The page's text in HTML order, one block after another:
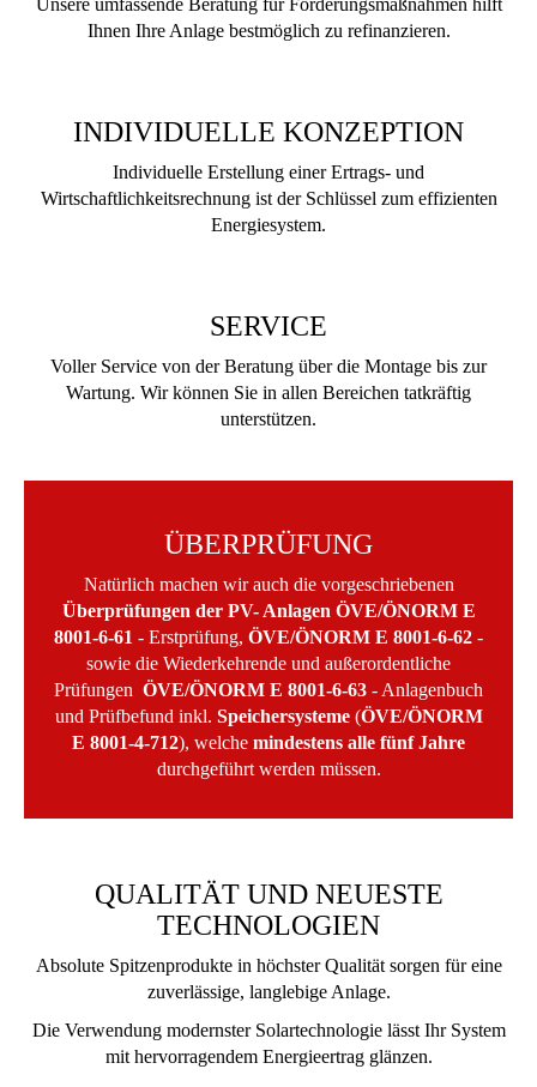
Unsere umfassende Beratung für Förderungsmaßnahmen hilft
Ihnen Ihre Anlage bestmöglich zu refinanzieren.
INDIVIDUELLE KONZEPTION
Individuelle Erstellung einer Ertrags- und
Wirtschaftlichkeitsrechnung ist der Schlüssel zum effizienten
Energiesystem.
SERVICE
Voller Service von der Beratung über die Montage bis zur
Wartung. Wir können Sie in allen Bereichen tatkräftig
unterstützen.
ÜBERPRÜFUNG
Natürlich machen wir auch die vorgeschriebenen
Überprüfungen der PV- Anlagen ÖVE/ÖNORM E
8001-6-61 - Erstprüfung, ÖVE/ÖNORM E 8001-6-62 -
sowie die Wiederkehrende und außerordentliche
Prüfungen ÖVE/ÖNORM E 8001-6-63 - Anlagenbuch
und Prüfbefund inkl. Speichersysteme(ÖVE/ÖNORM
E 8001-4-712), welche mindestens alle fünf Jahre
durchgeführt werden müssen.
QUALITÄT UND NEUESTE
TECHNOLOGIEN
Absolute Spitzenprodukte in höchster Qualität sorgen für eine
zuverlässige, langlebige Anlage.
Die Verwendung modernster Solartechnologie lässt Ihr System
mit hervorragendem Energieertrag glänzen.